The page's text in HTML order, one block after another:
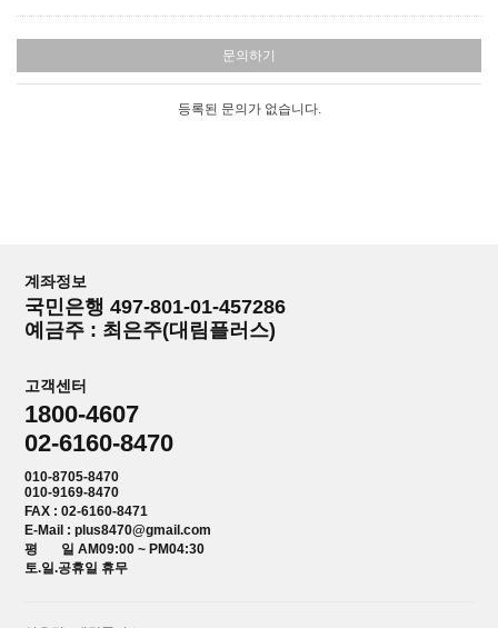
문의하기
등록된 문의가 없습니다.
계좌정보
국민은행 497-801-01-457286
예금주 : 최은주(대림플러스)
고객센터
1800-4607
02-6160-8470
010-8705-8470
010-9169-8470
FAX : 02-6160-8471
E-Mail : plus8470@gmail.com
평 일 AM09:00 ~ PM04:30
토.일.공휴일 휴무